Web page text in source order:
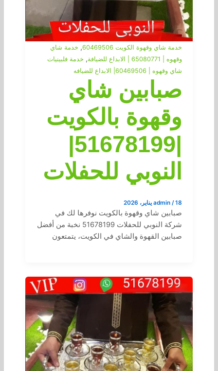
خدمة شاي وقهوة الكويت 60469506 , خدمة شاي
وقهوه | 65080771 | الابداع للضيافة
, خدمة فلبينيات
شاي وقهوه | 60469506| الابداع للضيافه
صبابين شاي
وقهوة بالكويت
|51678199|
النوبي للحفلات
admin /18 يناير، 2026
صبابين شاي وقهوة بالكويت نوفرها لك في
شركة النوبي للحفلات 51678199 نخبة من أفضل
صبابين القهوة والشاي في الكويت، يتمتعون